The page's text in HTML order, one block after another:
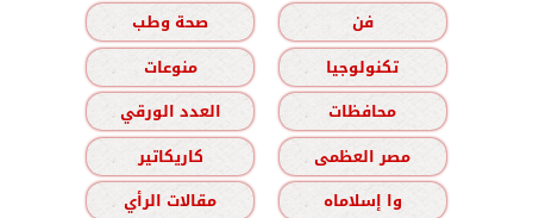
فن
صحة وطب
تكنولوجيا
منوعات
محافظات
العدد الورقي
مصر العظمى
كاريكاتير
وا إسلاماه
مقالات الرأي